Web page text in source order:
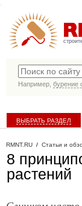
Например, бурение
ВЫБРАТЬ РАЗДЕЛ
RMNT.RU / Статьи и
8
растений